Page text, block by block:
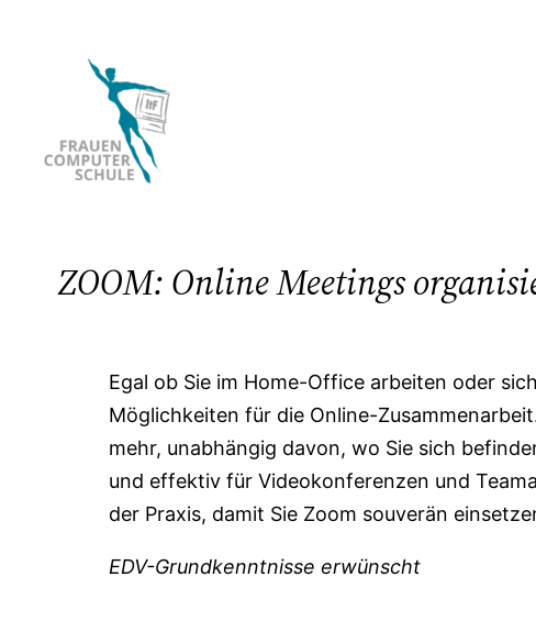
ZOOM: Online Meetings
Egal ob Sie im Home-Office arbeiten oder
Möglichkeiten für die Online-
mehr, unabhängig davon, wo Sie sich
und effektiv für Videokonferenzen und
der Praxis, damit Sie Zoom souverän
EDV-Grundkenntnisse erwünscht